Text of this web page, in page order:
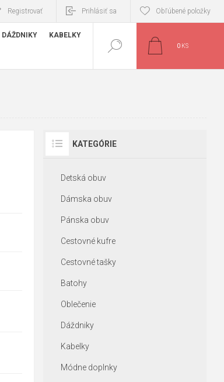
Registrovať Prihlásiť sa Obľúbené položky
DÁŽDNIKY KABELKY
0 KS
KATEGÓRIE
Detská obuv
Dámska obuv
Pánska obuv
Cestovné kufre
Cestovné tašky
Batohy
Oblečenie
Dáždniky
Kabelky
Módne doplnky